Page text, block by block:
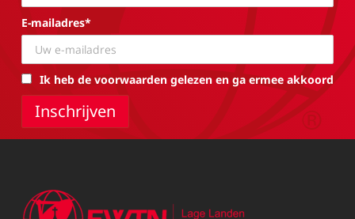
E-mailadres*
Ik heb de voorwaarden gelezen en ga ermee akkoord